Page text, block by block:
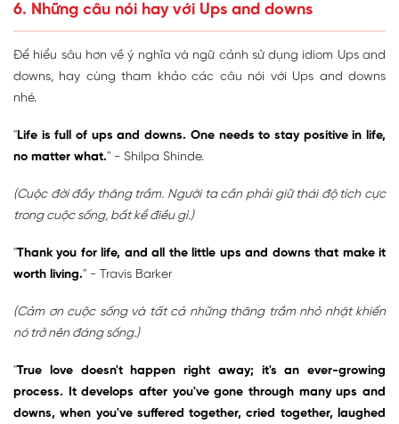
6. Những câu nói hay với Ups and downs
Để hiểu sâu hơn về ý nghĩa và ngữ cảnh sử dụng idiom Ups and
downs, hay cùng tham khảo các câu nói với Ups and downs
nhé.
"Life is full of ups and downs. One needs to stay positive in life,
no matter what." - Shilpa Shinde.
(Cuộc đời đầy thăng trầm. Người ta cần phải giữ thái độ tích cực
trong cuộc sống, bất kể điều gì.)
"Thank you for life, and all the little ups and downs that make it
worth living." - Travis Barker
(Cảm ơn cuộc sống và tất cả những thăng trầm nhỏ nhặt khiến
nó trở nên đáng sống.)
"True love doesn't happen right away; it's an ever-growing
process. It develops after you've gone through many ups and
downs, when you've suffered together, cried together, laughed